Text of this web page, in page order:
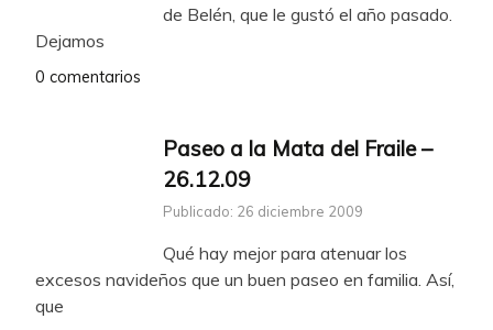
de Belén, que le gustó el año pasado.
Dejamos
0 comentarios
Paseo a la Mata del Fraile –
26.12.09
Publicado: 26 diciembre 2009
Qué hay mejor para atenuar los
excesos navideños que un buen paseo en familia. Así,
que